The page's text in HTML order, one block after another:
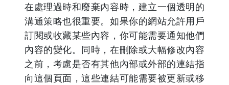
在處理過時和廢棄內容時，建立一個透明的
溝通策略也很重要。如果你的網站允許用戶
訂閱或收藏某些內容，你可能需要通知他們
內容的變化。同時，在刪除或大幅修改內容
之前，考慮是否有其他內部或外部的連結指
向這個頁面，這些連結可能需要被更新或移